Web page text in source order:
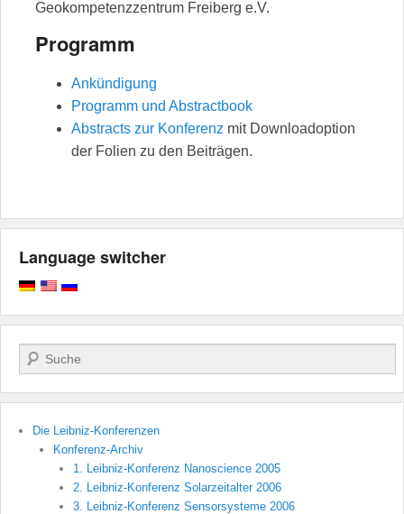
Geokompetenzzentrum Freiberg e.V.
Programm
Ankündigung
Programm und Abstractbook
Abstracts zur Konferenz mit Downloadoption
der Folien zu den Beiträgen.
Language switcher
Suchen
Die Leibniz-Konferenzen
Konferenz-Archiv
1. Leibniz-Konferenz Nanoscience 2005
2. Leibniz-Konferenz Solarzeitalter 2006
3. Leibniz-Konferenz Sensorsysteme 2006